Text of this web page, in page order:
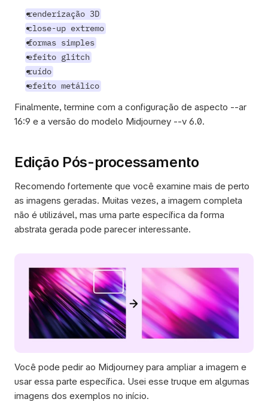
renderização 3D
close-up extremo
formas simples
efeito glitch
ruído
efeito metálico
Finalmente, termine com a configuração de aspecto --ar
16:9 e a versão do modelo Midjourney --v 6.0.
Edição Pós-processamento
Recomendo fortemente que você examine mais de perto
as imagens geradas. Muitas vezes, a imagem completa
não é utilizável, mas uma parte específica da forma
abstrata gerada pode parecer interessante.
Você pode pedir ao Midjourney para ampliar a imagem e
usar essa parte específica. Usei esse truque em algumas
imagens dos exemplos no início.